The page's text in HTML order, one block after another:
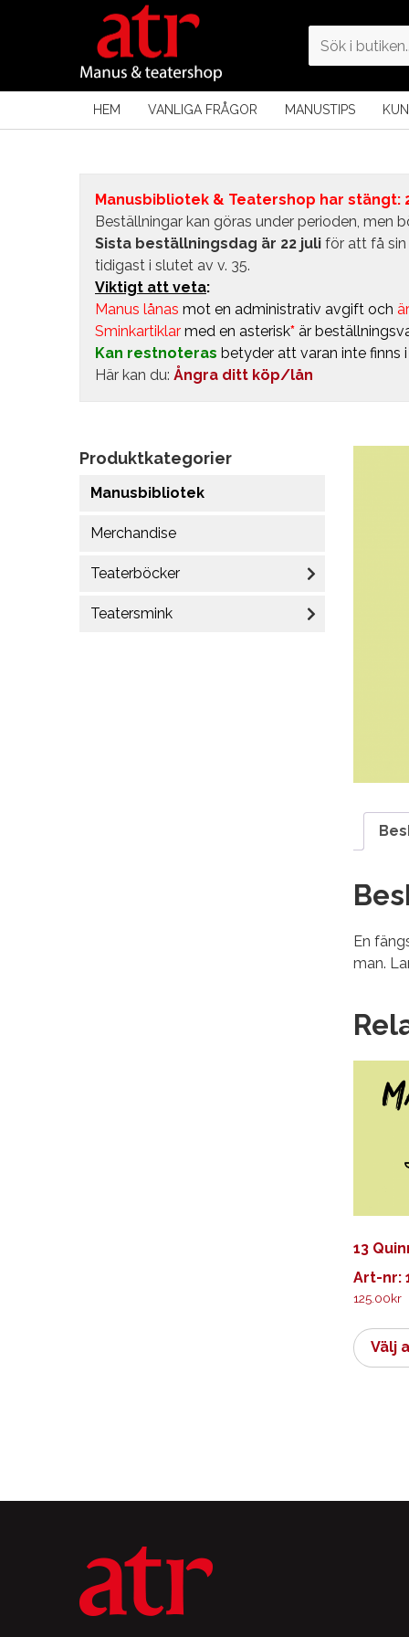
HEM VANLIGA FRÅGOR MANUSTIPS
Manusbibliotek & Teatershop har stängt:
Beställningar kan göras under perioden, men
Sista beställningsdag är 22 juli för att få sin
tidigast i slutet av v. 35.
Viktigt att veta:
Manus lånas mot en administrativ avgift och
Sminkartiklar med en asterisk* är
Kan restnoteras betyder att varan inte finns
Här kan du: Ångra ditt köp/lån
Produktkategorier
Manusbibliotek
Merchandise
Teaterböcker
Teatersmink
En
man.
13
Art-nr:
125.00kr
Välj